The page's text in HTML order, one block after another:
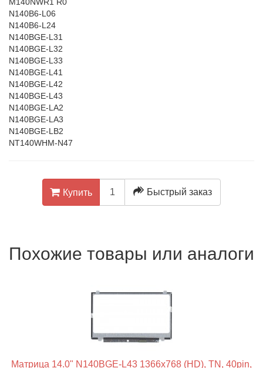
N140B6-L06
N140B6-L24
N140BGE-L31
N140BGE-L32
N140BGE-L33
N140BGE-L41
N140BGE-L42
N140BGE-L43
N140BGE-LA2
N140BGE-LA3
N140BGE-LB2
NT140WHM-N47
Купить Быстрый заказ
Похожие товары или аналоги
Матрица 14.0" N140BGE-L43 1366x768 (HD), TN, 40pin,